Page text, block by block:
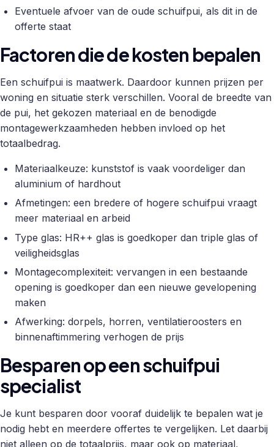
Eventuele afvoer van de oude schuifpui, als dit in de
offerte staat
Factoren die de kosten bepalen
Een schuifpui is maatwerk. Daardoor kunnen prijzen per
woning en situatie sterk verschillen. Vooral de breedte van
de pui, het gekozen materiaal en de benodigde
montagewerkzaamheden hebben invloed op het
totaalbedrag.
Materiaalkeuze: kunststof is vaak voordeliger dan
aluminium of hardhout
Afmetingen: een bredere of hogere schuifpui vraagt
meer materiaal en arbeid
Type glas: HR++ glas is goedkoper dan triple glas of
veiligheidsglas
Montagecomplexiteit: vervangen in een bestaande
opening is goedkoper dan een nieuwe gevelopening
maken
Afwerking: dorpels, horren, ventilatieroosters en
binnenaftimmering verhogen de prijs
Besparen op een schuifpui
specialist
Je kunt besparen door vooraf duidelijk te bepalen wat je
nodig hebt en meerdere offertes te vergelijken. Let daarbij
niet alleen op de totaalprijs, maar ook op materiaal,